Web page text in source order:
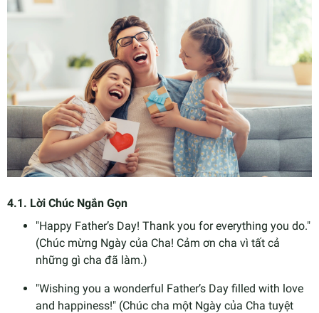
4.1. Lời Chúc Ngắn Gọn
"Happy Father’s Day! Thank you for everything you do."
(Chúc mừng Ngày của Cha! Cảm ơn cha vì tất cả
những gì cha đã làm.)
"Wishing you a wonderful Father’s Day filled with love
and happiness!" (Chúc cha một Ngày của Cha tuyệt